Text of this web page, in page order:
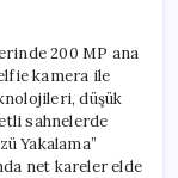
200 MP ana
kamera ile
düşük
sahnelerde
Yakalama”
net kareler elde